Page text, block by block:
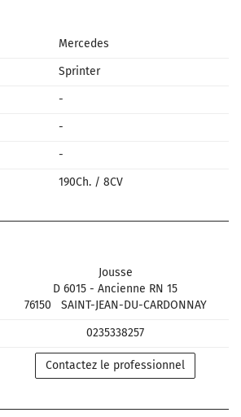
Mercedes
Sprinter
-
-
-
190Ch. / 8CV
Jousse
D 6015 - Ancienne RN 15
76150
SAINT-JEAN-DU-CARDONNAY
0235338257
Contactez le professionnel